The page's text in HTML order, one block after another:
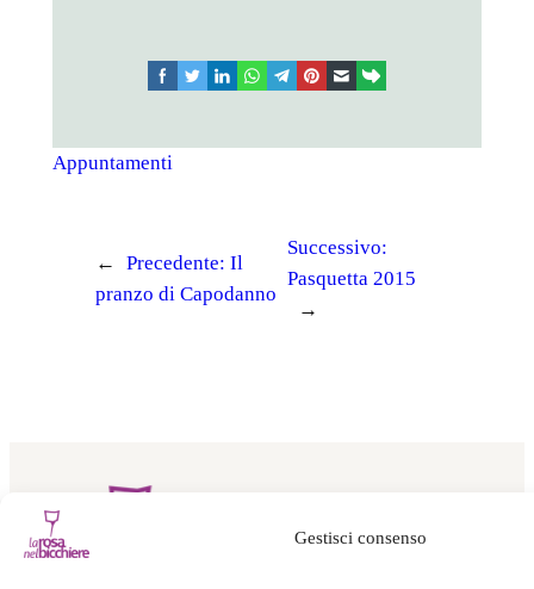
Gestisci consenso
facebooktwitterlinkedinwhatsapptelegram
pinterest email link
Appuntamenti
← Precedente: Il
pranzo di Capodanno
Successivo:
Pasquetta 2015
→